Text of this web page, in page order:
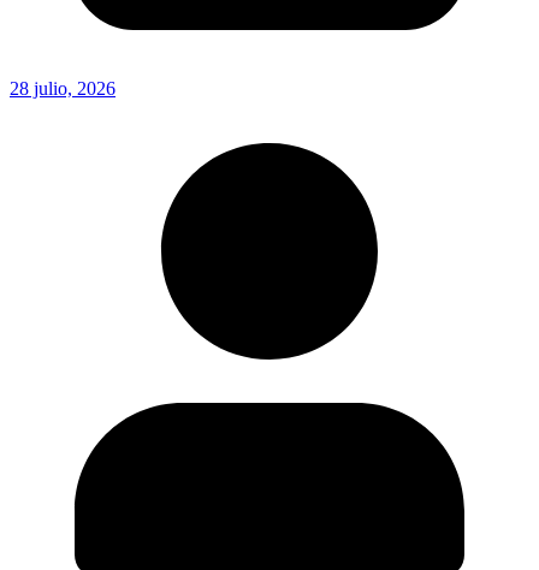
28 julio, 2026